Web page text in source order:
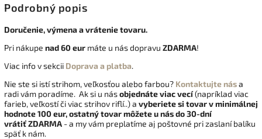
Podrobný popis
Doručenie, výmena a vrátenie tovaru.
Pri nákupe nad 60 eur máte u nás dopravu ZDARMA!
Viac info v sekcii Doprava a platba.
Nie ste si istí strihom, veľkosťou alebo farbou? Kontaktujte nása
radi vám poradíme. Ak si u násobjednáte viac vecí(napríklad viac
farieb, veľkostí či viac strihov riflí..) a vyberiete si tovar v minimálnej
hodnote 100 eur, ostatný tovar môžete u nás do 30-dní
vrátiťZDARMA - a my vám preplatíme aj poštovné pri zaslaní balíku
späť k nám.